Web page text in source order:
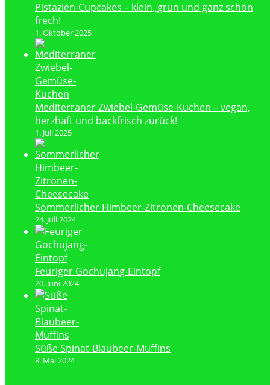
Pistazien-Cupcakes – klein, grün und ganz schön
frech!
1. Oktober 2025
Mediterraner Zwiebel-Gemüse-Kuchen – vegan,
herzhaft und backfrisch zurück!
1. Juli 2025
Sommerlicher Himbeer-Zitronen-Cheesecake
24. Juli 2024
Feuriger Gochujang-Eintopf
20. Juni 2024
Süße Spinat-Blaubeer-Muffins
8. Mai 2024